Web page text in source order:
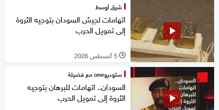
شرق أوسط
اتهامات لجيش السودان بتوجيه الثروة
إلى تمويل الحرب
l 5 أغسطس 2026
ستوديوone مع فضيلة
السودان.. اتهامات للبرهان بتوجيه
الثروة إلى تمويل الحرب